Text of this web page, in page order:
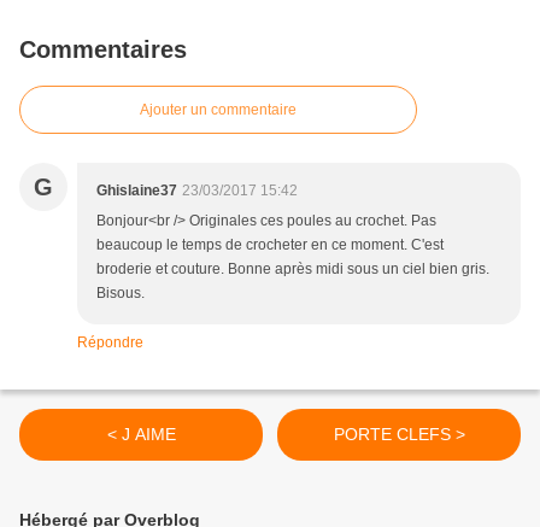
Commentaires
Ajouter un commentaire
G Ghislaine37 23/03/2017 15:42
Bonjour<br /> Originales ces poules au crochet. Pas
beaucoup le temps de crocheter en ce moment. C'est
broderie et couture. Bonne après midi sous un ciel bien gris.
Bisous.
Répondre
< J AIME PORTE CLEFS >
Hébergé par Overblog